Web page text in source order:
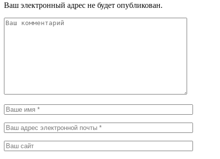
Ваш электронный адрес не будет опубликован.